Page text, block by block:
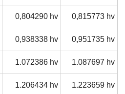
0,804290 hv 0,815773 hv
0,938338 hv 0,951735 hv
1.072386 hv 1.087697 hv
1.206434 hv 1.223659 hv